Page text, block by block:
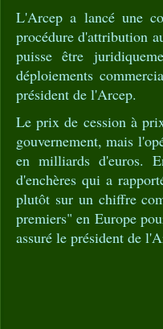
L'Arcep a lancé une
procédure d'attribution
puisse être
déploiements
président de l'Arcep.
Le prix de cession à
gouvernement, mais
en milliards d'euros.
d'enchères qui a
plutôt sur un chiffre
premiers" en Europe
assuré le président de